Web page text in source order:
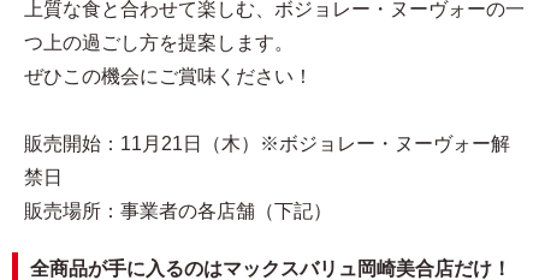
上質な食と合わせて楽しむ、ボジョレー・ヌーヴォーの一
つ上の過ごし方を提案します。
ぜひこの機会にご賞味ください！
販売開始：11月21日（木）※ボジョレー・ヌーヴォー解
禁日
販売場所：事業者の各店舗（下記）
全商品が手に入るのはマックスバリュ岡崎美合店だけ！